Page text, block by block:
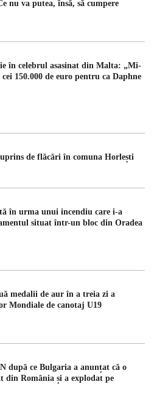
nu va putea, însă, să cumpere
în celebrul asasinat din Malta: „Mi-
cei 150.000 de euro pentru ca Daphne
de flăcări în comuna Horlești
în urma unui incendiu care i-a
situat într-un bloc din Oradea
medalii de aur în a treia zi a
Mondiale de canotaj U19
după ce Bulgaria a anunțat că o
din România și a explodat pe